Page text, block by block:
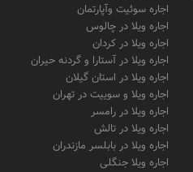
اجاره سوئیت وآپارتمان
اجاره ویلا در چالوس
اجاره ویلا در کردان
اجاره ویلا در آستارا و گردنه حیران
اجاره ویلا در استان گیلان
اجاره ویلا و سوییت در تهران
اجاره ویلا در رامسر
اجاره ویلا در تالش
اجاره ویلا در بابلسر مازندران
اجاره ویلا جنگلی